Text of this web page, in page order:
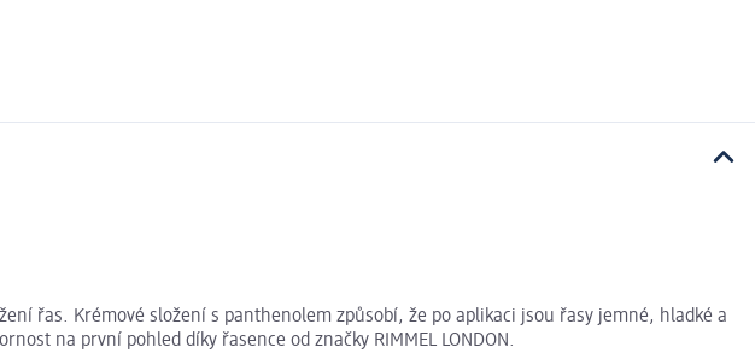
řas. Krémové složení s panthenolem způsobí, že po aplikaci jsou řasy jemné, hladké a
na první pohled díky řasence od značky RIMMEL LONDON.